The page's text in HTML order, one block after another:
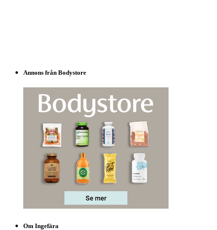
Annons från Bodystore
Om Ingefära